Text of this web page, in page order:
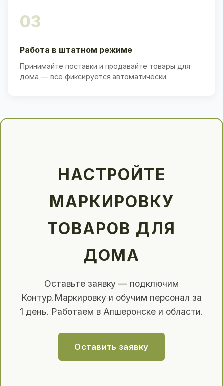
03
Работа в штатном режиме
Принимайте поставки и продавайте товары для
дома — всё фиксируется автоматически.
НАСТРОЙТЕ
МАРКИРОВКУ
ТОВАРОВ ДЛЯ
ДОМА
Оставьте заявку — подключим
Контур.Маркировку и обучим персонал за
1 день. Работаем в Апшеронске и области.
Оставить заявку